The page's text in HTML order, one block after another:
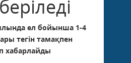
ел бойынша 1-4
тегін тамақпен
хабарлайды